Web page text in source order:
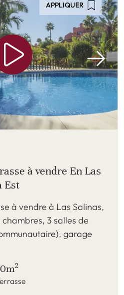
APPLIQUER
à vendre En Las
Est
à vendre à Las Salinas,
3 salles de
garage
2